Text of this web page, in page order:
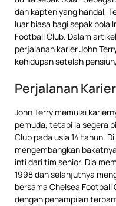
dan kapten yang handal,
luar biasa bagi sepak bola
Football Club. Dalam
perjalanan karier John
kehidupan setelah
Perjalanan
John Terry memulai
pemuda, tetapi ia segera
Club pada usia 14 tahun. Di
mengembangkan
inti dari tim senior. Dia
1998 dan selanjutnya
bersama Chelsea
dengan penampilan